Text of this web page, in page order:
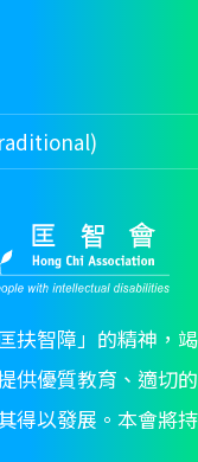
扶智障」的精神，
供優質教育、適切
得以發展。本會將